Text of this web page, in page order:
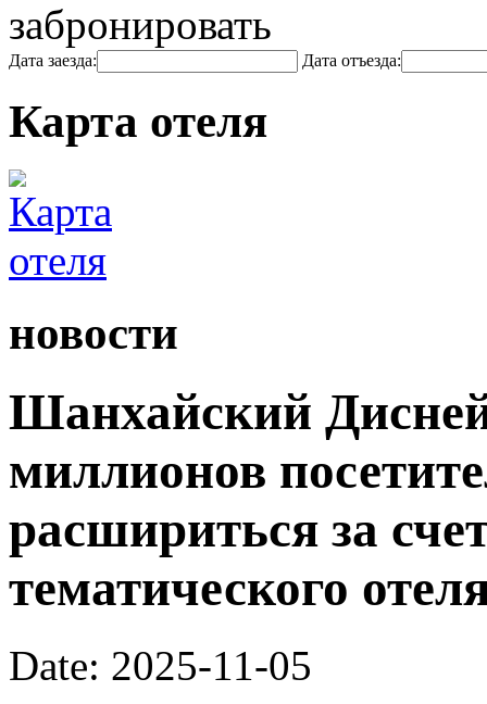
забронировать
Дата заезда: Дата отъезда:
Карта отеля
новости
Шанхайский
миллионов
расшириться за
тематического
Date: 2025-11-05